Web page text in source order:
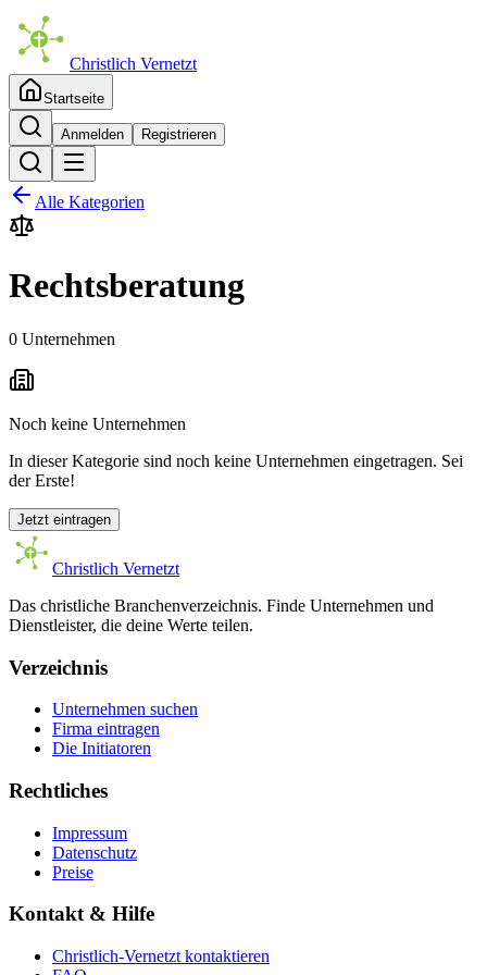
Christlich Vernetzt
Startseite
Anmelden Registrieren
Alle Kategorien
Rechtsberatung
0 Unternehmen
Noch keine Unternehmen
In dieser Kategorie sind noch keine Unternehmen eingetragen. Sei
der Erste!
Jetzt eintragen
Christlich Vernetzt
Das christliche Branchenverzeichnis. Finde Unternehmen und
Dienstleister, die deine Werte teilen.
Verzeichnis
Unternehmen suchen
Firma eintragen
Die Initiatoren
Rechtliches
Impressum
Datenschutz
Preise
Kontakt & Hilfe
Christlich-Vernetzt kontaktieren